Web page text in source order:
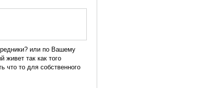
или по Вашему
живет так как того
что то для собственного